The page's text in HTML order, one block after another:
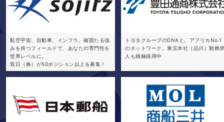
航空宇宙、自動車、インフラ。確固たる強
みを持つフィールドで、あなたの専門性を
世界レベルに。
双日（株）が50ポジション以上を募集！
トヨタグループのDNAと、アフリカNo.1
のネットワーク。東京本社（品川）勤務
人も積極採用中